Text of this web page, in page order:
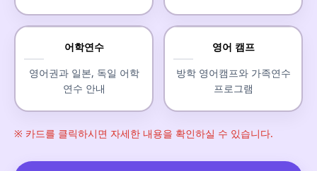
어학연수
영어권과 일본, 독일 어학
연수 안내
영어 캠프
방학 영어캠프와 가족연수
프로그램
※ 카드를 클릭하시면 자세한 내용을 확인하실 수 있습니다.